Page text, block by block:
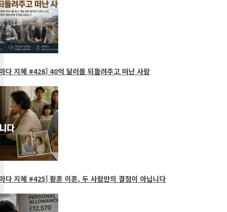
지혜 #426] 40억 달러를 되돌려주고 떠난 사람
지혜 #425] 황혼 이혼, 두 사람만의 결정이 아닙니다